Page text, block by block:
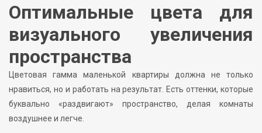
Оптимальные цвета для
визуального увеличения
пространства
Цветовая гамма маленькой квартиры должна не только
нравиться, но и работать на результат. Есть оттенки, которые
буквально «раздвигают» пространство, делая комнаты
воздушнее и легче.